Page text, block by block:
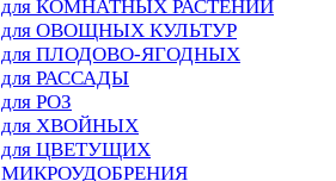
для КОМНАТНЫХ РАСТЕНИЙ
для ОВОЩНЫХ КУЛЬТУР
для ПЛОДОВО-ЯГОДНЫХ
для РАССАДЫ
для РОЗ
для ХВОЙНЫХ
для ЦВЕТУЩИХ
МИКРОУДОБРЕНИЯ